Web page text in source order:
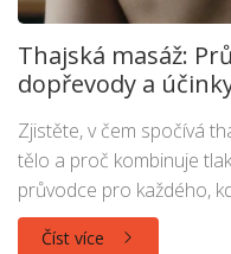
Thajská masáž:
dopřevody a
Zjistěte, v čem spočívá
tělo a proč kombinuje
průvodce pro každého,
Číst více